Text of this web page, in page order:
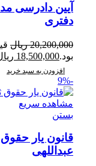
آیین دادرسی
دفتری
20,200,000 ریال
بود.18,500,000
افزودن به سبد خرید
-9%
مشاهده سریع
بستن
قانون یار
عبداللهی